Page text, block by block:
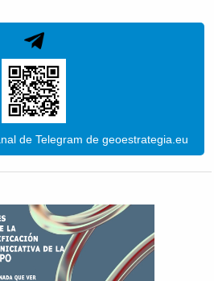
de Telegram de geoestrategia.eu